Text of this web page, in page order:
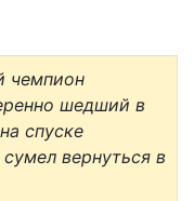
чемпион
шедший в
спуске
вернуться в